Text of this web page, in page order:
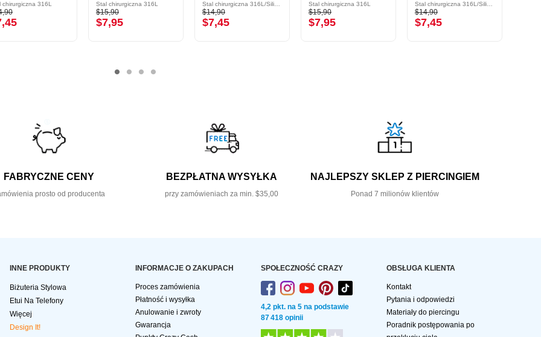
chirurgiczna 316L Stal chirurgiczna 316L
$15,90
$7,95
$14,90
$7,45
Stal chirurgiczna 316L
$15,90
$7,95
$14,90
$7,45
FABRYCZNE CENY
prosto od producenta
BEZPŁATNA WYSYŁKA
przy zamówieniach za min. $35,00
NAJLEPSZY SKLEP Z PIERCINGIEM
Ponad 7 milionów klientów
INNE PRODUKTY
Biżuteria Stylowa
Etui Na Telefony
Więcej
Design It!
INFORMACJE O ZAKUPACH
Proces zamówienia
Płatność i wysyłka
Anulowanie i zwroty
Gwarancja
SPOŁECZNOŚĆ CRAZY
4,2 pkt. na 5 na podstawie
87 418 opinii
OBSŁUGA KLIENTA
Kontakt
Pytania i odpowiedzi
Materiały do piercingu
Poradnik postępowania po